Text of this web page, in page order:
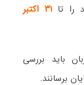
را تا
۳۱ اکتبر
باید بررسی
برسانند.